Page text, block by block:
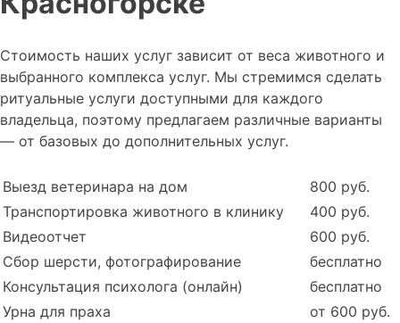
Стоимость наших услуг зависит от веса животного и
выбранного комплекса услуг. Мы стремимся сделать
ритуальные услуги доступными для каждого
владельца, поэтому предлагаем различные варианты
— от базовых до дополнительных услуг.
Выезд ветеринара на дом
800 руб.
Транспортировка животного в клинику
400 руб.
Видеоотчет
600 руб.
Сбор шерсти, фотографирование
бесплатно
Консультация психолога (онлайн)
бесплатно
Урна для праха
от 600 руб.